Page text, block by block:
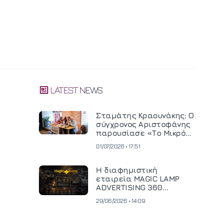
LATEST NEWS
Σταμάτης Κραουνάκης: Ο
σύγχρονος Αριστοφάνης
παρουσίασε «Το Μικρό
01/07/2026 • 17:51
Η διαφημιστική
εταιρεία MAGIC LAMP
ADVERTISING 360
κινηματογραφική
29/06/2026 • 14:09